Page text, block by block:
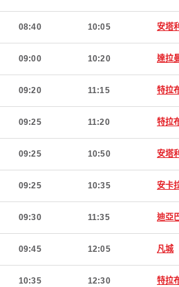
08:40 10:05 安塔
09:00 10:20 達拉
09:20 11:15 特拉
09:25 11:20 特拉
09:25 10:50 安塔
09:25 10:35 安卡
09:30 11:35 迪亞
09:45 12:05 凡城
10:35 12:30 特拉